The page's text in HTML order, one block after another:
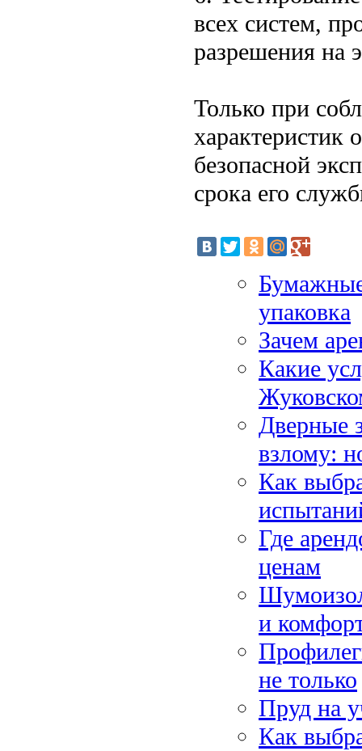
всех систем,
разрешения на
Только при
характеристик
безопасной
срока его
упаковка
Зачем
Какие
Дверные
взлому:
Как
Где
ценам
и
не только
Пруд на
Как